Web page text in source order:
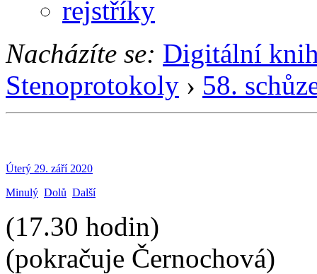
rejstříky
Nacházíte se: Digitální
Stenoprotokoly › 58.
Úterý 29. září 2020
Minulý Dolů Další
(17.30 hodin)
(pokračuje Černochová)